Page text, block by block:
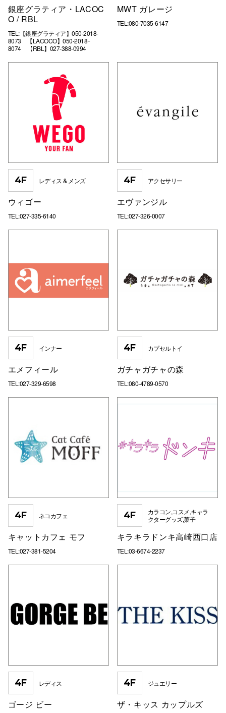
銀座グラティア・LACOC
O / RBL
TEL:【銀座グラティア】050-2018-
8073 【LACOCO】050-2018ｰ
8074 【RBL】027-388-0994
MWT ガレージ
TEL:080-7035-6147
4F レディス & メンズ
ウィゴー
TEL:027-335-6140
4F アクセサリー
エヴァンジル
TEL:027-326-0007
4F インナー
エメフィール
TEL:027-329-6598
4F カプセルトイ
ガチャガチャの森
TEL:080-4789-0570
4F ネコカフェ
キャットカフェ モフ
TEL:027-381-5204
4F
カラコン,コスメ,キャラ
クターグッズ,菓子
キラキラドンキ高崎西口店
TEL:03-6674-2237
4F レディス
ゴージ ビー
4F ジュエリー
ザ・キッス カップルズ